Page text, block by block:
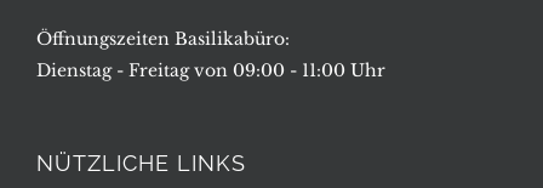
Öffnungszeiten Basilikabüro:
Dienstag - Freitag von 09:00 - 11:00 Uhr
NÜTZLICHE LINKS